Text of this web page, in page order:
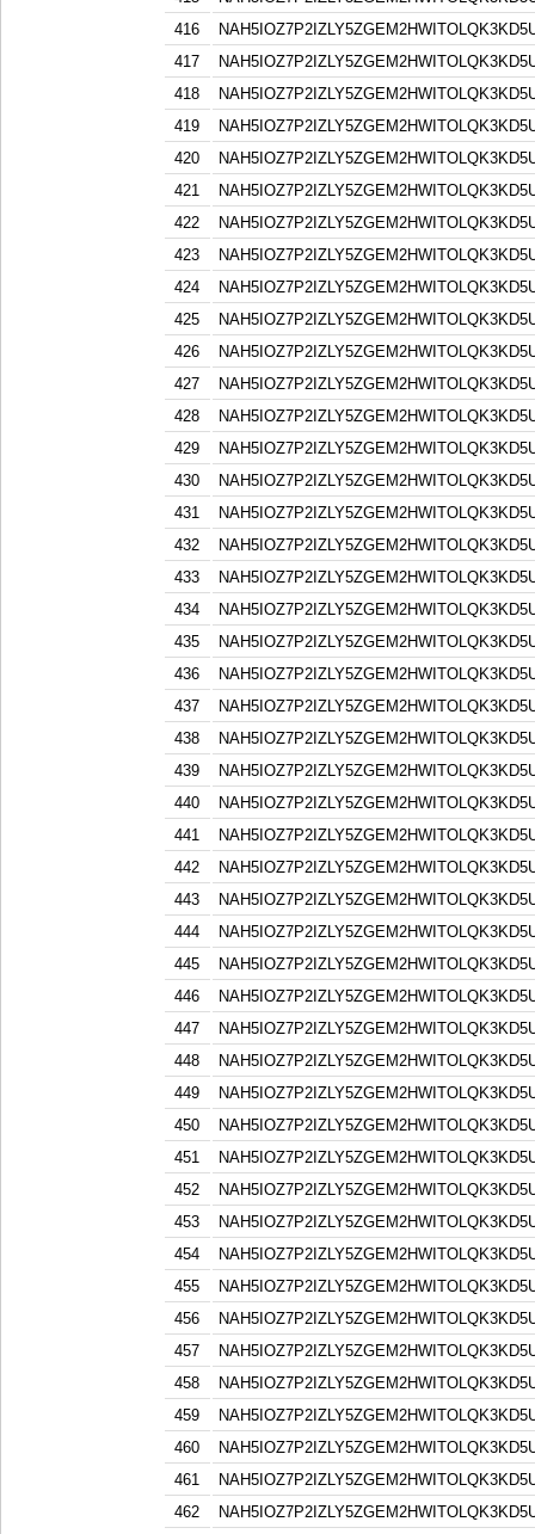
416
417
418
419
420
421
422
423
424
425
426
427
428
429
430
431
432
433
434
435
436
437
438
439
440
441
442
443
444
445
446
447
448
449
450
451
452
453
454
455
456
457
458
459
460
461
462